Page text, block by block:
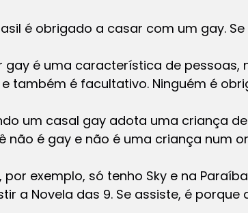
é obrigado a casar com um gay.
gay é uma característica de pessoas,
e também é facultativo. Ninguém é
um casal gay adota uma criança
não é gay e não é uma criança num
exemplo, só tenho Sky e na
a Novela das 9. Se assiste, é porque